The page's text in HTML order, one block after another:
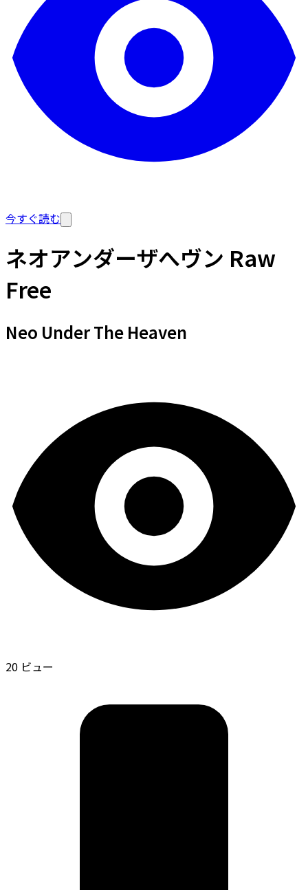
今すぐ読む
ネオアンダーザへヴン Raw
Free
Neo Under The Heaven
20 ビュー